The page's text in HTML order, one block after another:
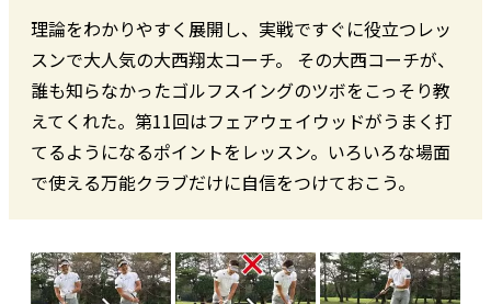
理論をわかりやすく展開し、実戦ですぐに役立つレッ
スンで大人気の大西翔太コーチ。 その大西コーチが、
誰も知らなかったゴルフスイングのツボをこっそり教
えてくれた。第11回はフェアウェイウッドがうまく打
てるようになるポイントをレッスン。いろいろな場面
で使える万能クラブだけに自信をつけておこう。